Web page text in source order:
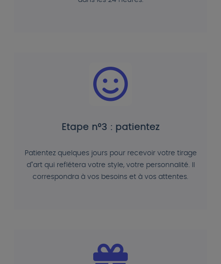
Etape n°3 : patientez
Patientez quelques jours pour recevoir votre tirage
d"art qui reflétera votre style, votre personnalité. Il
correspondra à vos besoins et à vos attentes.